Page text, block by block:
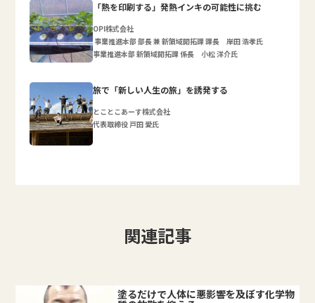
「熱を印刷する」発熱インキの可能性に挑む
OPI株式会社
事業推進本部 部長 兼 新領域開拓課 課長 岸田 浩孝氏
事業推進本部 新領域開拓課 係長 小松 洋介氏
旅で「新しい人生の旅」を誘発する
とことこあーす株式会社
代表取締役 戸田 愛氏
関連記事
塗るだけで人体に悪影響を及ぼす化学物